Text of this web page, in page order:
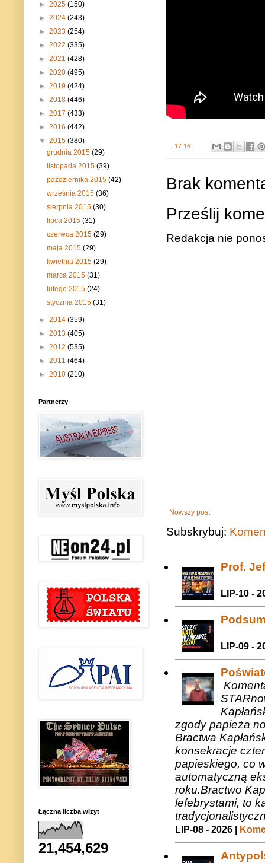
17:16
Brak
Prześlij
Redakcja nie
Nowszy post
Subskrybuj:
Prof.
LIP-10 -
LIP-09 -
zgody papieża
Bractwa
konsekracje
papieskiego, co
automatyczną
roku.Bractwo
lefebrystami, to
LIP-08 - 2026 |
► 2025 (150)
► 2024 (243)
► 2023 (254)
► 2022 (335)
► 2021 (428)
► 2020 (495)
► 2019 (424)
► 2018 (446)
► 2017 (433)
► 2016 (442)
▼ 2015 (380)
grudnia 2015(29)
listopada 2015(39)
października 2015(42)
września 2015(36)
sierpnia 2015(30)
lipca 2015(31)
czerwca 2015(29)
maja 2015(29)
kwietnia 2015(29)
marca 2015(31)
lutego 2015(24)
stycznia 2015(31)
► 2014 (359)
► 2013 (405)
► 2012 (535)
► 2011 (464)
► 2010 (210)
Partnerzy
Łączna liczba wizyt
21,454,629